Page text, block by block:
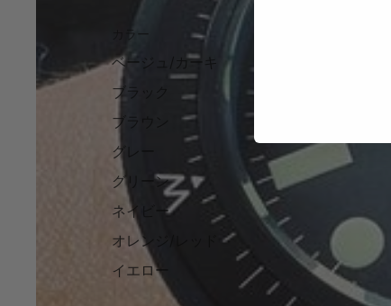
カラー
ベージュ/カーキ
ブラック
ブラウン
グレー
グリーン
ネイビー
オレンジ/レッド
イエロー